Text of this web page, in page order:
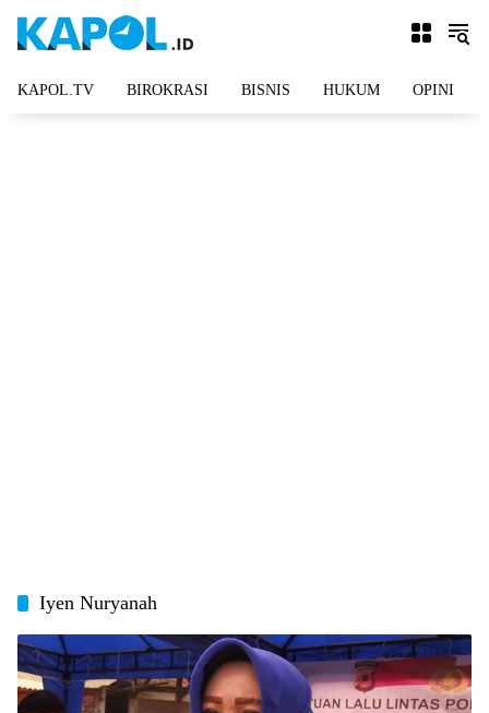
KAPOL.TV BIROKRASI BISNIS HUKUM OPINI
Iyen Nuryanah